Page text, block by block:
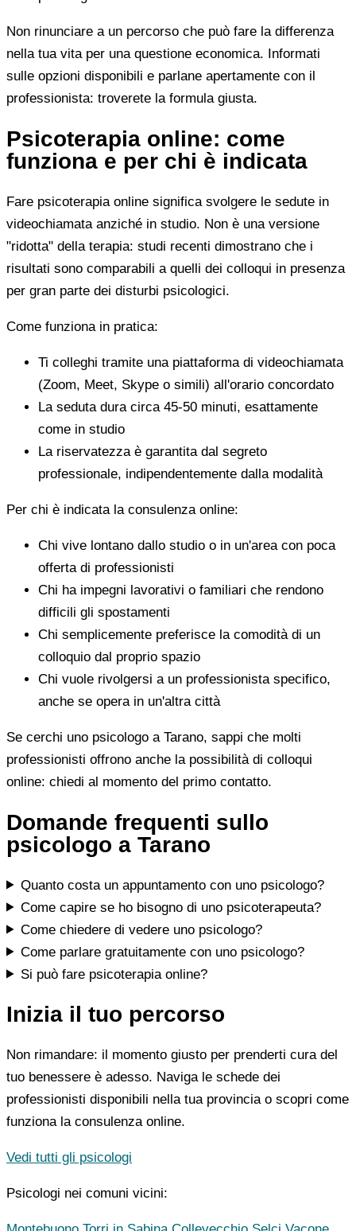
Non rinunciare a un percorso che può fare la differenza
nella tua vita per una questione economica. Informati
sulle opzioni disponibili e parlane apertamente con il
professionista: troverete la formula giusta.
Psicoterapia online: come
funziona e per chi è indicata
Fare psicoterapia online significa svolgere le sedute in
videochiamata anziché in studio. Non è una versione
"ridotta" della terapia: studi recenti dimostrano che i
risultati sono comparabili a quelli dei colloqui in presenza
per gran parte dei disturbi psicologici.
Come funziona in pratica:
Ti colleghi tramite una piattaforma di videochiamata
(Zoom, Meet, Skype o simili) all'orario concordato
La seduta dura circa 45-50 minuti, esattamente
come in studio
La riservatezza è garantita dal segreto
professionale, indipendentemente dalla modalità
Per chi è indicata la consulenza online:
Chi vive lontano dallo studio o in un'area con poca
offerta di professionisti
Chi ha impegni lavorativi o familiari che rendono
difficili gli spostamenti
Chi semplicemente preferisce la comodità di un
colloquio dal proprio spazio
Chi vuole rivolgersi a un professionista specifico,
anche se opera in un'altra città
Se cerchi uno psicologo a Tarano, sappi che molti
professionisti offrono anche la possibilità di colloqui
online: chiedi al momento del primo contatto.
Domande frequenti sullo
psicologo a Tarano
Quanto costa un appuntamento con uno psicologo?
Come capire se ho bisogno di uno psicoterapeuta?
Come chiedere di vedere uno psicologo?
Come parlare gratuitamente con uno psicologo?
Si può fare psicoterapia online?
Inizia il tuo percorso
Non rimandare: il momento giusto per prenderti cura del
tuo benessere è adesso. Naviga le schede dei
professionisti disponibili nella tua provincia o scopri come
funziona la consulenza online.
Vedi tutti gli psicologi
Psicologi nei comuni vicini: